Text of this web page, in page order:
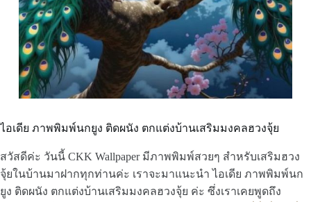
ไอเดีย ภาพพิมพ์นกยูง ติดผนัง ตกแต่งบ้านเสริมมงคลฮวงจุ้ย
สวัสดีค่ะ วันนี้ CKK Wallpaper มีภาพพิมพ์สวยๆ สำหรับเสริมฮวง
จุ้ยในบ้านมาฝากทุกท่านค่ะ เราจะมาแนะนำ ไอเดีย ภาพพิมพ์นก
ยูง ติดผนัง ตกแต่งบ้านเสริมมงคลฮวงจุ้ย ค่ะ ซึ่งเราเคยพูดถึง